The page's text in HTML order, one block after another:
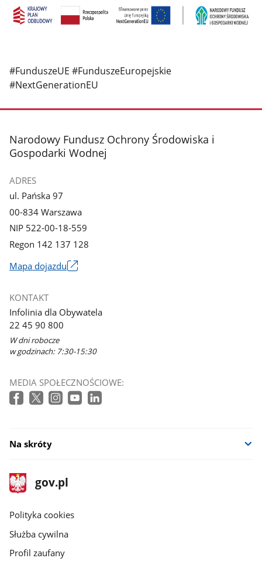
#FunduszeUE #FunduszeEuropejskie
#NextGenerationEU
stopka
Narodowy Fundusz Ochrony Środowiska i
Gospodarki Wodnej
ADRES
ul. Pańska 97
00-834 Warszawa
NIP 522-00-18-559
Regon 142 137 128
Mapa dojazdu
się
w
nowym
oknie
KONTAKT
Infolinia dla Obywatela
22 45 90 800
W dni robocze
w godzinach: 7:30-15:30
MEDIA SPOŁECZNOŚCIOWE:
Na skróty
stopka
gov.pl
Strona
gov.pl
gov.pl
Polityka cookies
Służba cywilna
Profil zaufany